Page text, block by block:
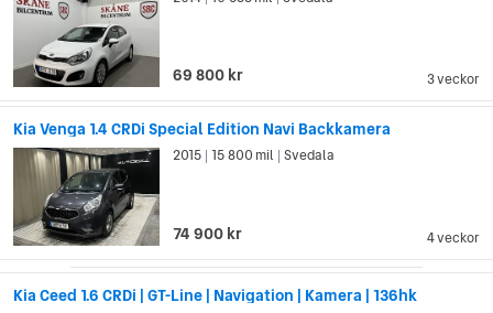
igenkännbara. Designen blev snabbt väldigt populär, och alla
Kias bilmodeller bär på tigernosen sedan dess.
3 veckor
69 800 kr
Kia Venga 1.4 CRDi Special Edition Navi Backkamera
4 veckor
2015 15 800 mil Svedala
74 900 kr
Kia Ceed 1.6 CRDi | GT-Line | Navigation | Kamera | 136hk